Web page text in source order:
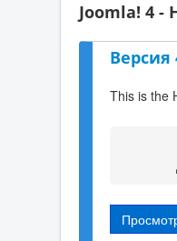
Joomla! 4 -
Версия
This is the